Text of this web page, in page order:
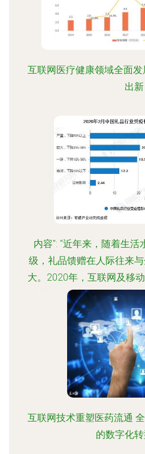
互联网医疗健康领域全面
出新
内容": "近年来，随着生活
级，礼品馈赠在人际往来
大。2020年，互联网及移
产业模式革新，礼品行业
贴切人性与注重设计的方
联网礼品行业发展模式正
形式中，"产品质量与服务
在摆脱原始点按规模销售
长价值升级之际发展趋势
局，针对用户口碑满意极
单数复利
互联网技术重塑医药流通
的数字化